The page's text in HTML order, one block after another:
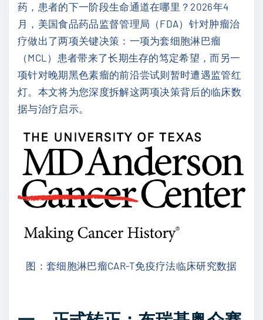
药，患者的下一阶段生命通道在哪里？2026年4
月，美国食品药品监督管理局（FDA）针对肿瘤治
疗做出了两项关键决策：一项为套细胞淋巴瘤
（MCL）患者带来了长期生存的笃定希望，而另一
项针对晚期黑色素瘤的前沿尝试则暂时遭遇监管红
灯。本文将为您深度拆解这两项决策背后的临床数
据与治疗启示。
图：套细胞淋巴瘤CAR-T免疫疗法临床研究数据